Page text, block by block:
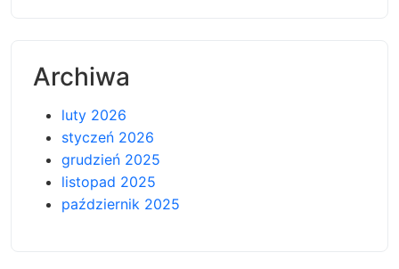
Archiwa
luty 2026
styczeń 2026
grudzień 2025
listopad 2025
październik 2025